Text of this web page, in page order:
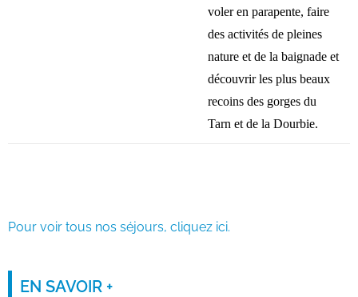
voler en parapente, faire
des activités de pleines
nature et de la baignade et
découvrir les plus beaux
recoins des gorges du
Tarn et de la Dourbie.
Pour voir tous nos séjours, cliquez ici.
EN SAVOIR +